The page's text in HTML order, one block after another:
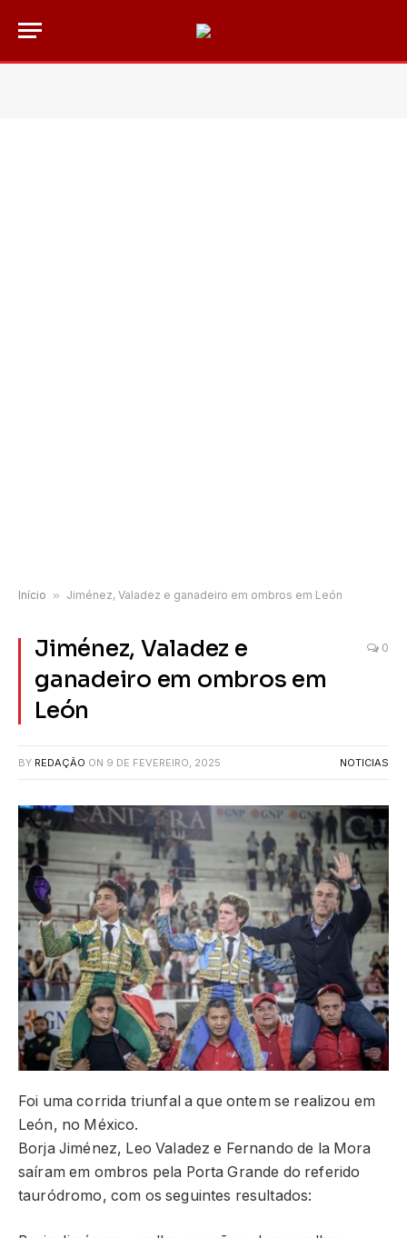
Início » Jiménez, Valadez e ganadeiro em ombros em León
Jiménez, Valadez e
ganadeiro em ombros em
León
0
BY REDAÇÃO ON 9 DE FEVEREIRO, 2025 NOTICIAS
Foi uma corrida triunfal a que ontem se realizou em
León, no México.
Borja Jiménez, Leo Valadez e Fernando de la Mora
saíram em ombros pela Porta Grande do referido
tauródromo, com os seguintes resultados: